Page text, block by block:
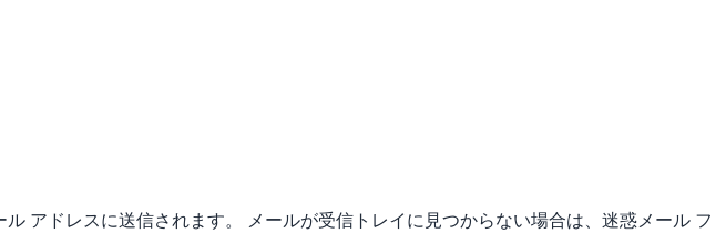
アドレスに送信されます。 メールが受信トレイに見つからない場合は、迷惑メール フ